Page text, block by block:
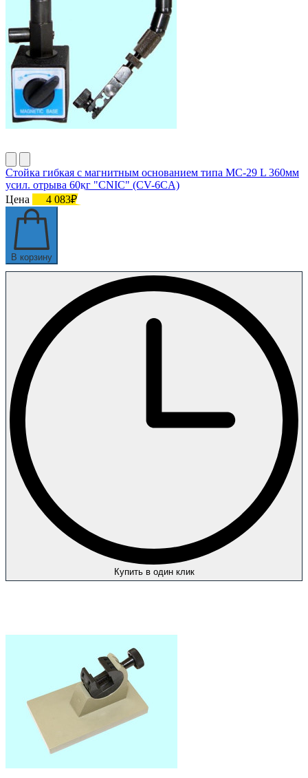
Стойка гибкая с магнитным основанием типа МС-29 L 360мм
усил. отрыва 60кг "CNIC" (CV-6CA)
Цена
4 083₽
В корзину
Купить в один клик